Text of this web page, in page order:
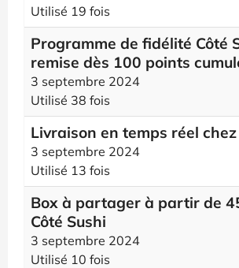
Utilisé 19 fois
Programme de fidélité Côté
remise dès 100 points
3 septembre 2024
Utilisé 38 fois
Livraison en temps réel chez
3 septembre 2024
Utilisé 13 fois
Box à partager à partir de
Côté Sushi
3 septembre 2024
Utilisé 10 fois